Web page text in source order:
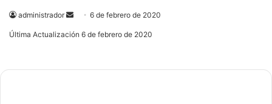
administrador
Send
an
6 de febrero de 2020
Última Actualización 6 de febrero de 2020